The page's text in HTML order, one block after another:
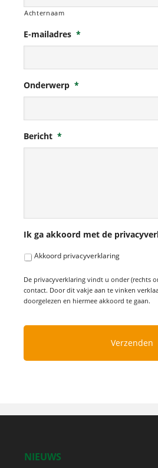
Achternaam
E-mailadres *
Onderwerp *
Bericht *
Ik ga akkoord met de
Akkoord privacyverklaring
De privacyverklaring vindt u onder (rechts
contact. Door dit vakje aan te vinken
doorgelezen en hiermee akkoord te gaan.
NIEUWS